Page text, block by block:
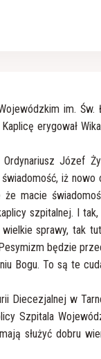
im.
erygował
Józef
iż
macie
szpitalnej. I
wielkie sprawy, tak
będzie
Bogu. To są te
Diecezjalnej w
Szpitala
służyć dobru